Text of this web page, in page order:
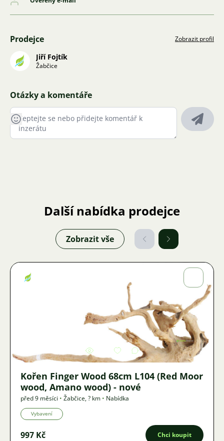
Prodejce Zobrazit profil
Jiří Fojtík
Žabčice
Otázky a komentáře
Další nabídka prodejce
Zobrazit vše
Obrázek
Kořen Finger Wood 68cm L104 (Red Moor
wood, Amano wood) - nové
před 9 měsíci • Žabčice,? km • Nabídka
Vybavení
997 Kč Chci koupit